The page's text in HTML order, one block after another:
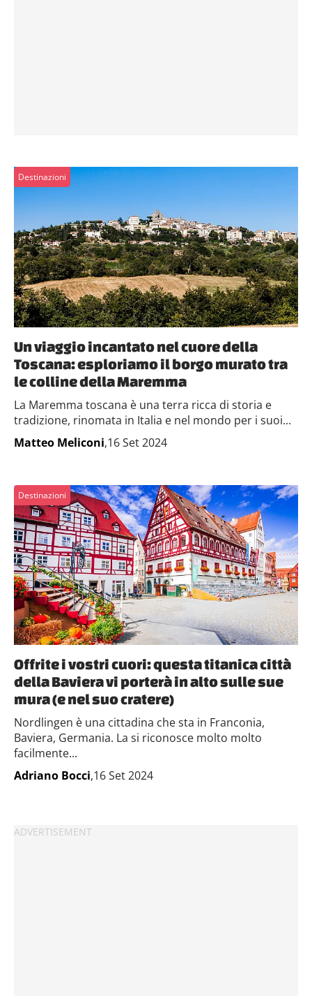
Destinazioni
Un viaggio incantato nel cuore della
Toscana: esploriamo il borgo murato tra
le colline della Maremma
La Maremma toscana è una terra ricca di storia e
tradizione, rinomata in Italia e nel mondo per i suoi...
Matteo Meliconi,16 Set 2024
Destinazioni
Offrite i vostri cuori: questa titanica città
della Baviera vi porterà in alto sulle sue
mura (e nel suo cratere)
Nordlingen è una cittadina che sta in Franconia,
Baviera, Germania. La si riconosce molto molto
facilmente...
Adriano Bocci,16 Set 2024